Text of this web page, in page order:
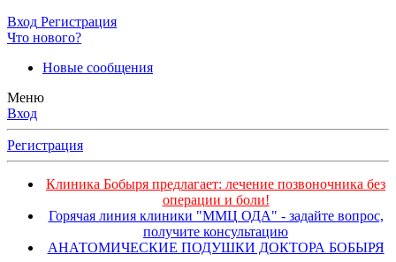
Вход Регистрация
Что нового?
Новые сообщения
Меню
Вход
Регистрация
Клиника Бобыря предлагает: лечение позвоночника без
операции и боли!
Горячая линия клиники "ММЦ ОДА" - задайте вопрос,
получите консультацию
АНАТОМИЧЕСКИЕ ПОДУШКИ ДОКТОРА БОБЫРЯ